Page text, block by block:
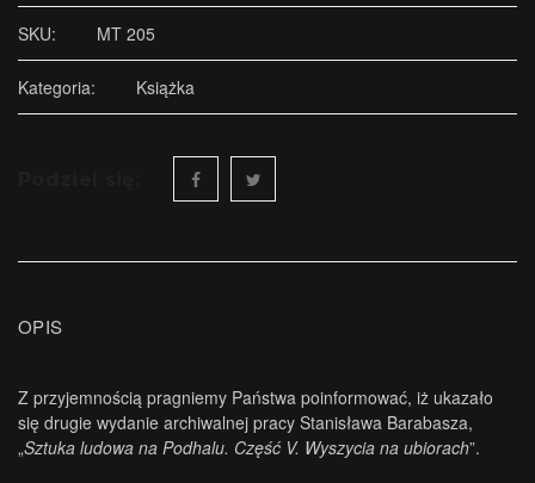
SKU: MT 205
Kategoria: Książka
OPIS
Z przyjemnością pragniemy Państwa poinformować, iż ukazało
się drugie wydanie archiwalnej pracy Stanisława Barabasza,
„Sztuka ludowa na Podhalu. Część V. Wyszycia na ubiorach”.